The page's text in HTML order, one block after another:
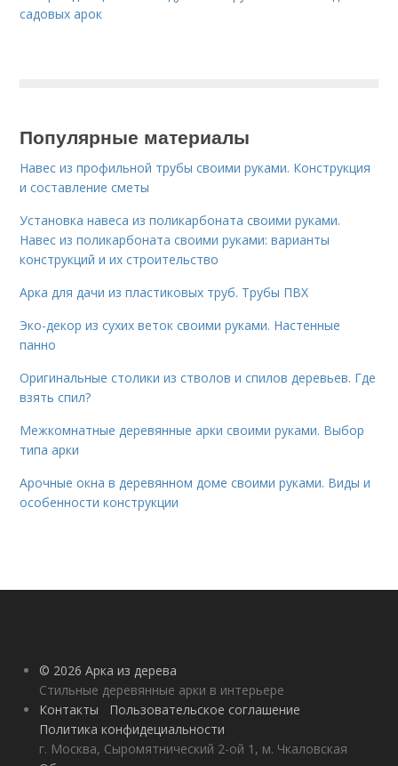
садовых арок
Популярные материалы
Навес из профильной трубы своими руками. Конструкция
и составление сметы
Установка навеса из поликарбоната своими руками.
Навес из поликарбоната своими руками: варианты
конструкций и их строительство
Арка для дачи из пластиковых труб. Трубы ПВХ
Эко-декор из сухих веток своими руками. Настенные
панно
Оригинальные столики из стволов и спилов деревьев. Где
взять спил?
Межкомнатные деревянные арки своими руками. Выбор
типа арки
Арочные окна в деревянном доме своими руками. Виды и
особенности конструкции
© 2026 Арка из дерева
Стильные деревянные арки в интерьере
Контакты
Пользовательское соглашение
Политика конфидециальности
г. Москва, Сыромятнический 2-ой 1, м. Чкаловская